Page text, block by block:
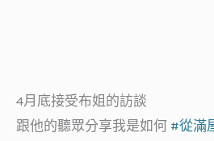
4月底接受布姐的訪談
跟他的聽眾分享我是如何 #從滿